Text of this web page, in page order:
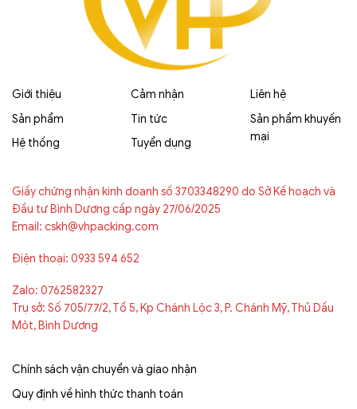
Giới thiệu
Sản phẩm
Hệ thống
Cảm nhận
Tin tức
Tuyển dụng
Liên hệ
Sản phẩm khuyến
mại
Giấy chứng nhận kinh doanh số 3703348290 do Sở Kế hoạch và
Đầu tư Bình Dương cấp ngày 27/06/2025
Email: cskh@vhpacking.com
Điện thoại: 0933 594 652
Zalo: 0762582327
Trụ sở: Số 705/77/2, Tổ 5, Kp Chánh Lộc 3, P. Chánh Mỹ, Thủ Dầu
Một, Bình Dương
Chính sách vận chuyển và giao nhận
Quy định về hình thức thanh toán